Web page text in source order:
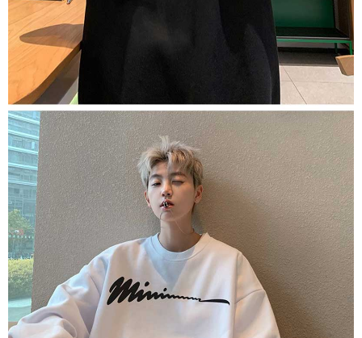
1. Perkhidmatan ini disediakan oleh "Taiwan Mobile Co., Ltd." untuk
membolehkan pengguna membeli produk atau perkhidmatan melalui
perkhidmatan ini semasa transaksi, dan kedai akan menyerahkan hak
tuntutan harga jual/beli ansuran kepada syarikat ini untuk membayar bil
menggunakan bil syarikat ini.
2. Berdasarkan tujuan kontrak persetujuan pembayaran menggunakan
"Pembayaran Ansuran Gogo", kedai akan memberikan maklumat peribadi
anda (termasuk nama, telefon atau alamat) kepada Taiwan Mobile untuk
pengumpulan, pemprosesan dan penggunaan, untuk pengesahan,
semakan dan pembetulan data yang diperlukan untuk bil ansuran oleh
Taiwan Mobile.
3. Sila baca syarat perkhidmatan pengguna secara lengkap melalui
pautan berikut: https://oppay.tw/userRule